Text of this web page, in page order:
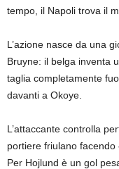
tempo, il Napoli trova il
L’azione nasce da una
Bruyne: il belga inventa
taglia completamente
davanti a Okoye.
L’attaccante controlla
portiere friulano facendo
Per Hojlund è un gol